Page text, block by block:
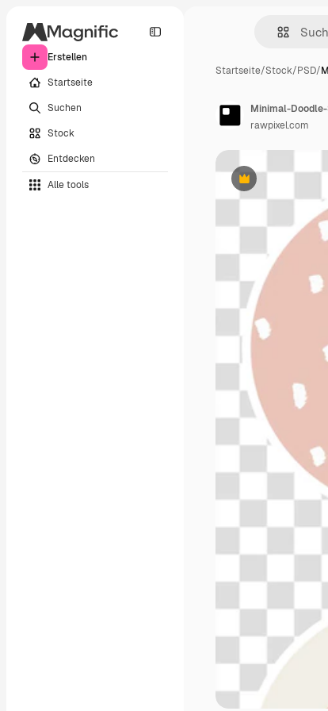
Erstellen
Startseite
Suchen
Stock
Entdecken
Alle tools
Startseite/Stock/PSD/
Premium
rawpixel.com